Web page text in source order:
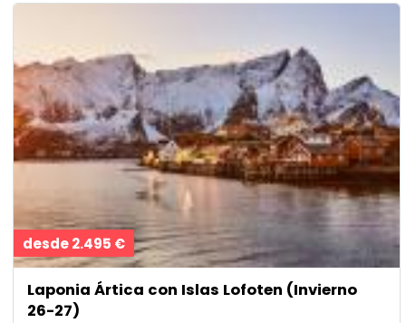
desde 2.495 €
Laponia Ártica con Islas Lofoten (Invierno
26-27)